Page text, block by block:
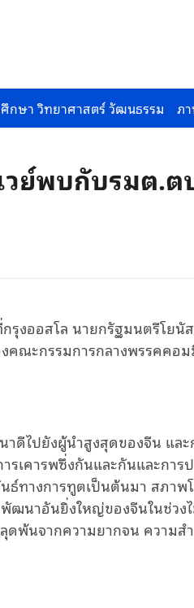
กษา วิทยาศาสตร์ วัฒนธรรม ภ
วย์พบกับรมต.
รุงออสโล นายกรัฐมนตรีโยนัส
งคณะกรรมการกลางพรรคคอ
าดีไปยังผู้นำสูงสุดของจีน แล
เคารพซึ่งกันและกันและกา
ทางการทูตเป็นต้นมา สภาพ
พัฒนาอันยิ่งใหญ่ของจีนในช่วง
ดพ้นจากความยากจน ความสํ